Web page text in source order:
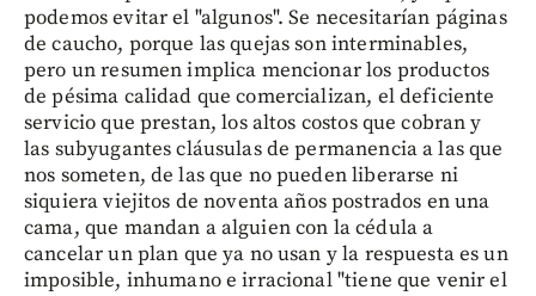
podemos evitar el "algunos". Se necesitarían páginas
de caucho, porque las quejas son interminables,
pero un resumen implica mencionar los productos
de pésima calidad que comercializan, el deficiente
servicio que prestan, los altos costos que cobran y
las subyugantes cláusulas de permanencia a las que
nos someten, de las que no pueden liberarse ni
siquiera viejitos de noventa años postrados en una
cama, que mandan a alguien con la cédula a
cancelar un plan que ya no usan y la respuesta es un
imposible, inhumano e irracional "tiene que venir el